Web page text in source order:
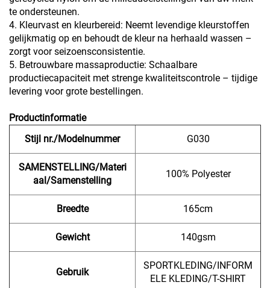
te ondersteunen.
4. Kleurvast en kleurbereid: Neemt levendige kleurstoffen
gelijkmatig op en behoudt de kleur na herhaald wassen –
zorgt voor seizoensconsistentie.
5. Betrouwbare massaproductie: Schaalbare
productiecapaciteit met strenge kwaliteitscontrole – tijdige
levering voor grote bestellingen.
Productinformatie
Stijl nr./Modelnummer
G030
SAMENSTELLING/Materi
aal/Samenstelling
100% Polyester
Breedte 165cm
Gewicht 140gsm
Gebruik
SPORTKLEDING/INFORM
ELE KLEDING/T-SHIRT